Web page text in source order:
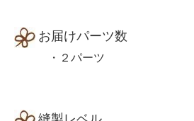
お届けパーツ数
・２パーツ